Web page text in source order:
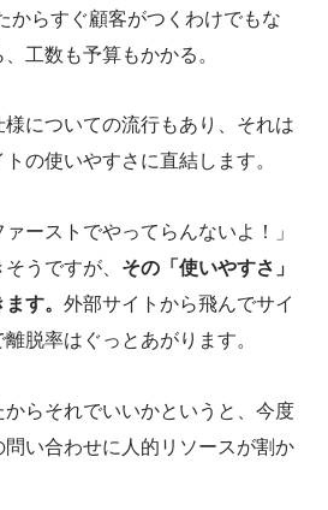
からすぐ顧客がつくわけでもな
工数も予算もかかる。
についての流行もあり、それは
の使いやすさに直結します。
ァーストでやってらんないよ！」
うですが、 その「使いやすさ」
す。 外部サイトから飛んでサイ
脱率はぐっとあがります。
らそれでいいかというと、今度
い合わせに人的リソースが割か